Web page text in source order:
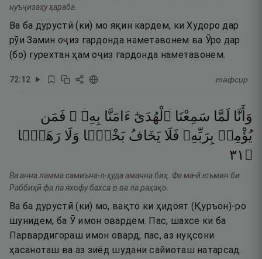
нуъҷизаҳу ҳараба.
Ва ба дурустӣ (ки) мо яқин кардем, ки Худоро дар
рӯи Замин оҷиз гардонда наметавонем ва Ӯро дар
(бо) гурехтан ҳам оҷиз гардонда наметавонем.
72:12 тафсир
وَأَنَّا لَمَّا سَمِعْنَا ٱلْهُدَىٰٓ ءَامَنَّا بِهِۦ ۖ فَمَن
يُؤْمِنۢ بِرَبِّهِۦ فَلَا يَخَافُ بَخْسًۭا وَلَا رَهَقًۭا
۝ ١٣
Ва анна ламма самиъна-л-ҳуда аманна биҳ. Фа ма-й юъмин би
Раббиҳӣ фа ла яхофу бахса-в ва ла раҳақо.
Ва ба дурустӣ (ки) мо, вақто ки ҳидоят (Қуръон)-ро
шунидем, ба Ӯ имон овардем. Пас, шахсе ки ба
Парвардигораш имон овард, пас, аз нуқсони
ҳасаноташ ва аз зиёд шудани сайиоташ натарсад.